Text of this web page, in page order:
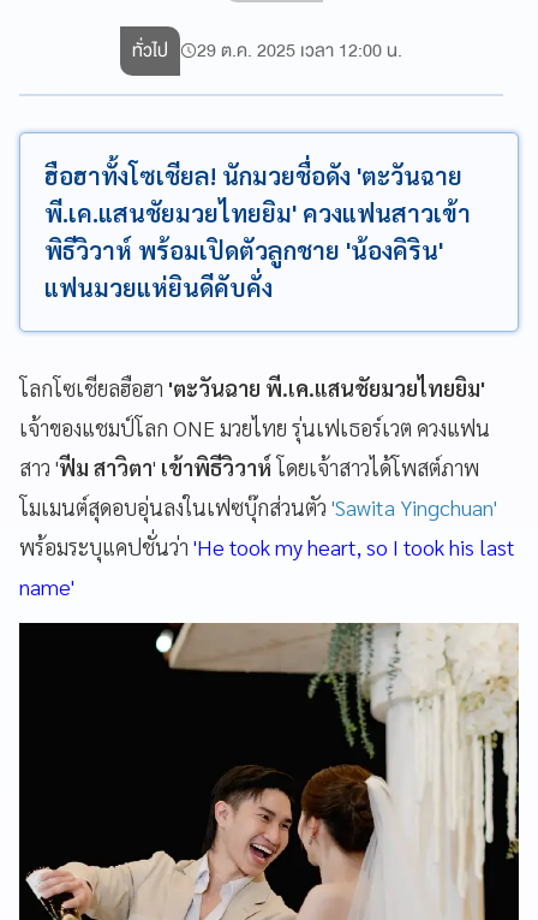
ทั่วไป 29 ต.ค. 2025 เวลา 12:00 น.
ฮือฮาทั้งโซเชียล! นักมวยชื่อดัง 'ตะวันฉาย
พี.เค.แสนชัยมวยไทยยิม' ควงแฟนสาวเข้า
พิธีวิวาห์ พร้อมเปิดตัวลูกชาย 'น้องคิริน'
แฟนมวยแห่ยินดีคับคั่ง
โลกโซเชียลฮือฮา 'ตะวันฉาย พี.เค.แสนชัยมวยไทยยิม'
เจ้าของแชมป์โลก ONE มวยไทย รุ่นเฟเธอร์เวต ควงแฟน
สาว 'ฟีม สาวิตา' เข้าพิธีวิวาห์โดยเจ้าสาวได้โพสต์ภาพ
โมเมนต์สุดอบอุ่นลงในเฟซบุ๊กส่วนตัว 'Sawita Yingchuan'
พร้อมระบุแคปชั่นว่า 'He took my heart, so I took his last
name'